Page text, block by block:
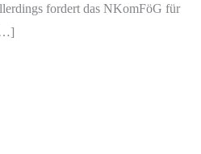
fordert das NKomFöG für